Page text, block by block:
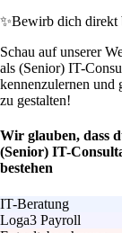
✨Bewirb dich direkt
Schau auf unserer
als (Senior) IT-
kennenzulernen und
zu gestalten!
Wir glauben, dass
(Senior) IT-
bestehen
IT-Beratung
Loga3 Payroll